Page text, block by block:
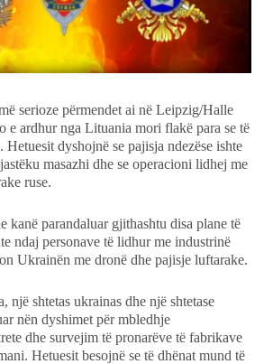
serioze përmendet ai në Leipzig/Halle
e ardhur nga Lituania mori flakë para se të
dyshojnë se pajisja ndezëse ishte
masazhi dhe se operacioni lidhej me
ruse.
kanë parandaluar gjithashtu disa plane të
ndaj personave të lidhur me industrinë
Ukrainën me dronë dhe pajisje luftarake.
një shtetas ukrainas dhe një shtetase
nën dyshimet për mbledhje
dhe survejim të pronarëve të fabrikave
Hetuesit besojnë se të dhënat mund të